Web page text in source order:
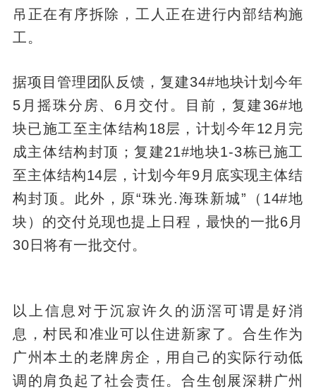
吊正在有序拆除，工人正在进行内部结构施
工。
据项目管理团队反馈，复建34#地块计划今年
5月摇珠分房、6月交付。目前，复建36#地
块已施工至主体结构18层，计划今年12月完
成主体结构封顶；复建21#地块1-3栋已施工
至主体结构14层，计划今年9月底实现主体结
构封顶。此外，原“珠光.海珠新城”（14#地
块）的交付兑现也提上日程，最快的一批6月
30日将有一批交付。
以上信息对于沉寂许久的沥滘可谓是好消
息，村民和准业可以住进新家了。合生作为
广州本土的老牌房企，用自己的实际行动低
调的肩负起了社会责任。合生创展深耕广州